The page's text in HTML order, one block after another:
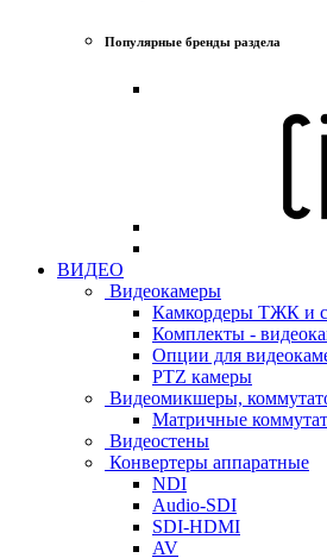
Популярные бренды раздела
ВИДЕО
Видеокамеры
Камкордеры ТЖК и
Комплекты -
Опции для
PTZ камеры
Видеомикшеры,
Матричные
Видеостены
Конвертеры аппаратные
NDI
Audio-SDI
SDI-HDMI
AV